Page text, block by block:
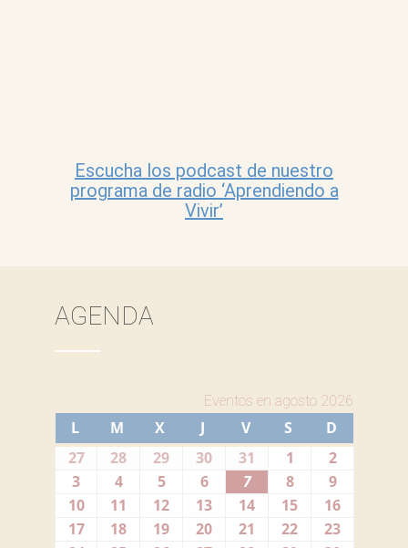
Escucha los podcast de nuestro
programa de radio ‘Aprendiendo a
Vivir’
AGENDA
Eventos en agosto 2026
L LUNES
M MARTES
X MIÉRCOLES
J JUEVES
V VIERNES
S SÁBADO
D
2727
julio,
2026
28
julio,
2026
29
julio,
2026
30
julio,
2026
31
julio,
2026
1
agosto,
2026
22
agosto,
2026
3
agosto,
2026
44
agosto,
2026
55
agosto,
2026
66
agosto,
2026
77
agosto,
2026
88
agosto,
2026
99
agosto,
2026
1010
agosto,
11
agosto,
12
agosto,
13
agosto,
14
agosto,
15
agosto,
16
1717
18 19 20 21 22 23